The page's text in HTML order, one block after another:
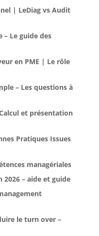
| LeDiag vs Audit
– Le guide des
en PME | Le rôle
– Les questions à
et présentation
Pratiques Issues
managériales
2026 – aide et guide
le turn over –